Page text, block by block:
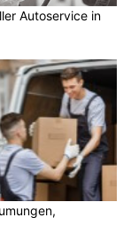
Autoservice in